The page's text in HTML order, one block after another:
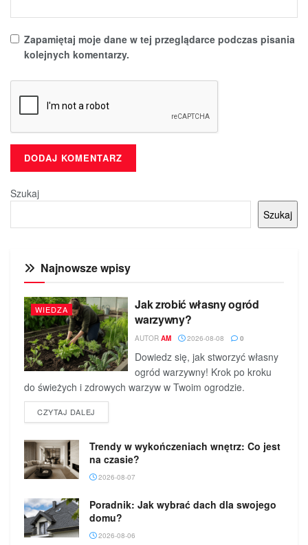
Zapamiętaj moje dane w tej przeglądarce podczas pisania
kolejnych komentarzy.
Szukaj
Szukaj
Najnowsze wpisy
WIEDZA
Jak zrobić własny ogród
warzywny?
AUTOR AM 2026-08-08 0
Dowiedz się, jak stworzyć własny
ogród warzywny! Krok po kroku
do świeżych i zdrowych warzyw w Twoim ogrodzie.
CZYTAJ DALEJ
Trendy w wykończeniach wnętrz: Co jest
na czasie?
2026-08-07
Poradnik: Jak wybrać dach dla swojego
domu?
2026-08-06